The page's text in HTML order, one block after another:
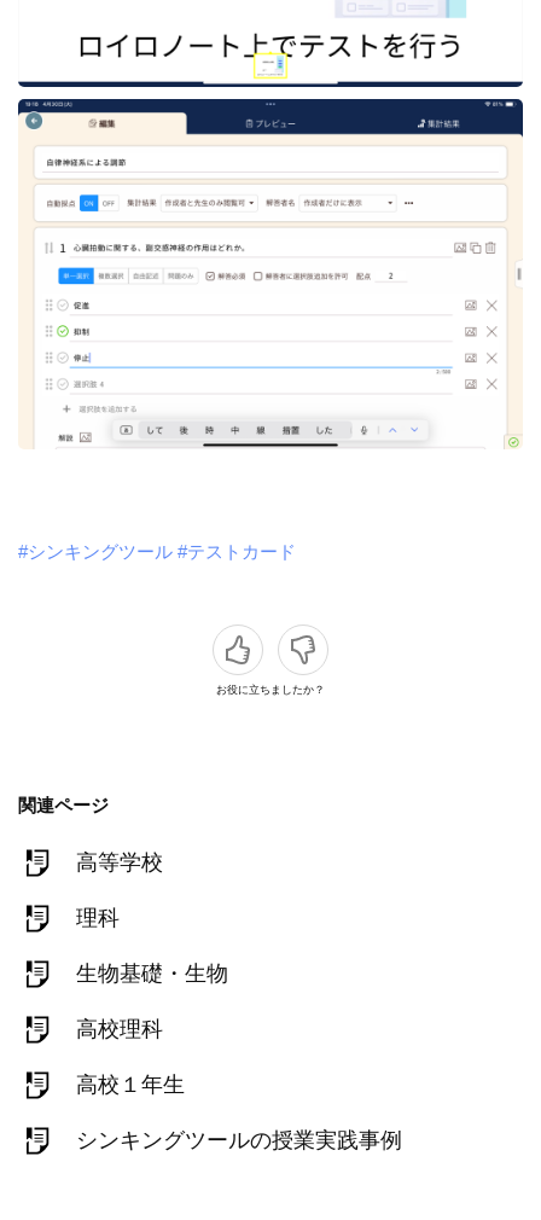
#シンキングツール #テストカード
お役に立ちましたか？
関連ページ
高等学校
理科
生物基礎・生物
高校理科
高校１年生
シンキングツールの授業実践事例